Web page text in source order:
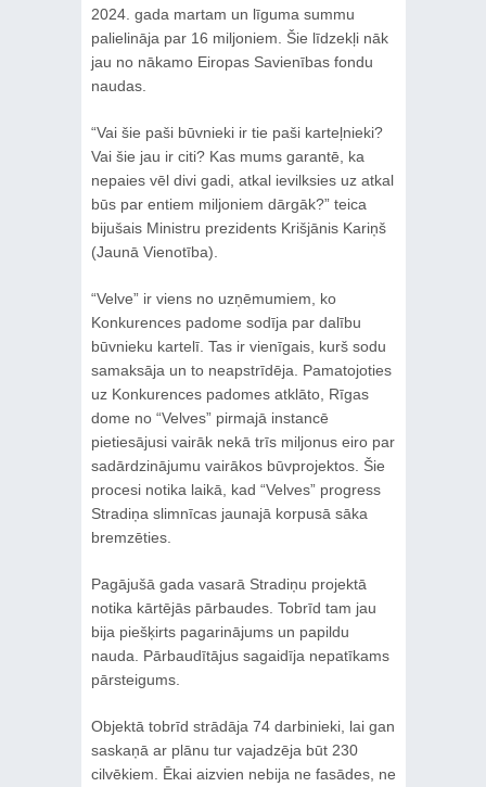
2024. gada martam un līguma summu
palielināja par 16 miljoniem. Šie līdzekļi nāk
jau no nākamo Eiropas Savienības fondu
naudas.
“Vai šie paši būvnieki ir tie paši karteļnieki?
Vai šie jau ir citi? Kas mums garantē, ka
nepaies vēl divi gadi, atkal ievilksies uz atkal
būs par entiem miljoniem dārgāk?” teica
bijušais Ministru prezidents Krišjānis Kariņš
(Jaunā Vienotība).
“Velve” ir viens no uzņēmumiem, ko
Konkurences padome sodīja par dalību
būvnieku kartelī. Tas ir vienīgais, kurš sodu
samaksāja un to neapstrīdēja. Pamatojoties
uz Konkurences padomes atklāto, Rīgas
dome no “Velves” pirmajā instancē
pietiesājusi vairāk nekā trīs miljonus eiro par
sadārdzinājumu vairākos būvprojektos. Šie
procesi notika laikā, kad “Velves” progress
Stradiņa slimnīcas jaunajā korpusā sāka
bremzēties.
Pagājušā gada vasarā Stradiņu projektā
notika kārtējās pārbaudes. Tobrīd tam jau
bija piešķirts pagarinājums un papildu
nauda. Pārbaudītājus sagaidīja nepatīkams
pārsteigums.
Objektā tobrīd strādāja 74 darbinieki, lai gan
saskaņā ar plānu tur vajadzēja būt 230
cilvēkiem. Ēkai aizvien nebija ne fasādes, ne